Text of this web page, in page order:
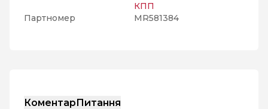
КПП
Партномер
MR581384
КоментарПитання